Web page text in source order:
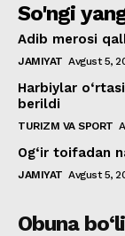
So'ngi
Adib merosi
JAMIYAT Avgust 5,
Harbiylar
berildi
TURIZM VA SPORT
Og‘ir toifadan
JAMIYAT Avgust 5,
Obuna